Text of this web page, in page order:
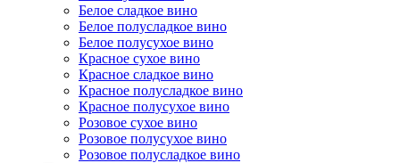
Белое сладкое вино
Белое полусладкое вино
Белое полусухое вино
Красное сухое вино
Красное сладкое вино
Красное полусладкое вино
Красное полусухое вино
Розовое сухое вино
Розовое полусухое вино
Розовое полусладкое вино